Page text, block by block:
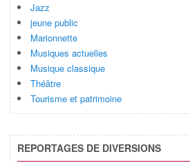
Jazz
jeune public
Marionnette
Musiques actuelles
Musique classique
Théâtre
Tourisme et patrimoine
REPORTAGES DE DIVERSIONS